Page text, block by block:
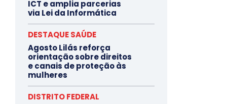
ICT e amplia parcerias
via Lei da Informática
DESTAQUE SAÚDE
Agosto Lilás reforça
orientação sobre direitos
e canais de proteção às
mulheres
DISTRITO FEDERAL